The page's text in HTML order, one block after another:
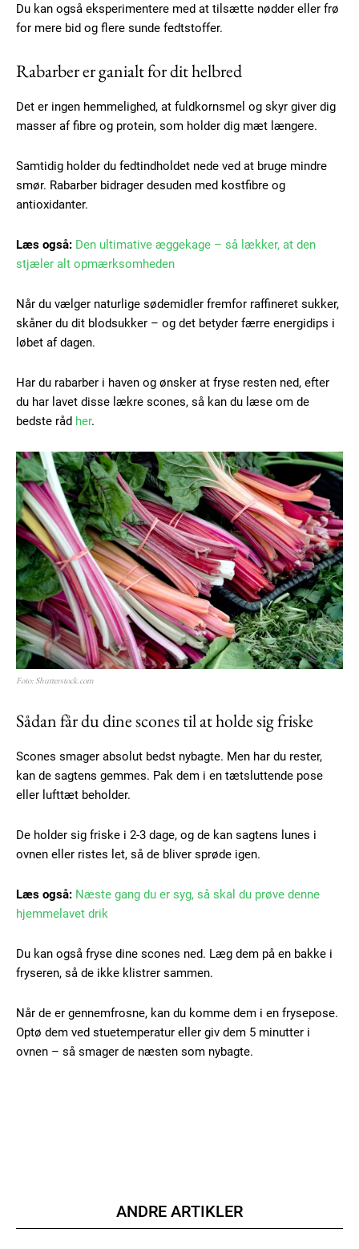
Ut mollis pellentesque tortor
Donec quis est ac felis
Orci varius natoque dolor
100DKK
Etiam est nibh, lobortis sit
Ut mollis pellentesque tortor
Nullam eu erat condimentum
Orci varius natoque dolor
YEARLY PRICING MONTHLY PRICING
Du kan også eksperimentere med at tilsætte nødder eller frø
for mere bid og flere sunde fedtstoffer.
Rabarber er ganialt for dit helbred
Det er ingen hemmelighed, at fuldkornsmel og skyr giver dig
masser af fibre og protein, som holder dig mæt længere.
Samtidig holder du fedtindholdet nede ved at bruge mindre
smør. Rabarber bidrager desuden med kostfibre og
antioxidanter.
Læs også: Den ultimative æggekage – så lækker, at den
stjæler alt opmærksomheden
Når du vælger naturlige sødemidler fremfor raffineret sukker,
skåner du dit blodsukker – og det betyder færre energidips i
løbet af dagen.
Har du rabarber i haven og ønsker at fryse resten ned, efter
du har lavet disse lækre scones, så kan du læse om de
bedste råd her.
Foto: Shutterstock.com
Sådan får du dine scones til at holde sig friske
Scones smager absolut bedst nybagte. Men har du rester,
kan de sagtens gemmes. Pak dem i en tætsluttende pose
eller lufttæt beholder.
De holder sig friske i 2-3 dage, og de kan sagtens lunes i
ovnen eller ristes let, så de bliver sprøde igen.
Læs også: Næste gang du er syg, så skal du prøve denne
hjemmelavet drik
Du kan også fryse dine scones ned. Læg dem på en bakke i
fryseren, så de ikke klistrer sammen.
Når de er gennemfrosne, kan du komme dem i en frysepose.
Optø dem ved stuetemperatur eller giv dem 5 minutter i
ovnen – så smager de næsten som nybagte.
ANDRE ARTIKLER